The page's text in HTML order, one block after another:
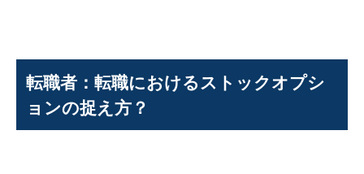
転職者：転職におけるストックオプシ
ョンの捉え方？